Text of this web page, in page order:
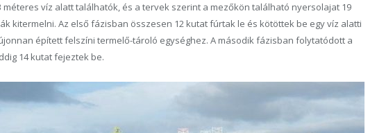
víz alatt találhatók, és a tervek szerint a mezőkön található nyersolajat 19
kitermelni. Az első fázisban összesen 12 kutat fúrtak le és kötöttek be egy víz alatti
épített felszíni termelő-tároló egységhez. A második fázisban folytatódott a
14 kutat fejeztek be.